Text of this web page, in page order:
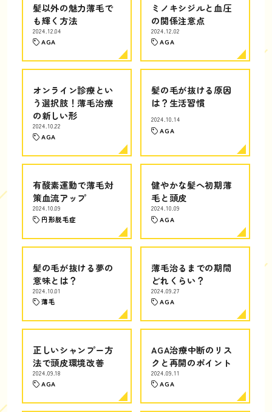
髪以外の魅力薄毛で
も輝く方法
2024.12.04
AGA
ミノキシジルと血圧
の関係注意点
2024.12.02
AGA
オンライン診療とい
う選択肢！薄毛治療
の新しい形
2024.10.22
AGA
髪の毛が抜ける原因
は？生活習慣
2024.10.14
AGA
有酸素運動で薄毛対
策血流アップ
2024.10.09
円形脱毛症
健やかな髪へ初期薄
毛と頭皮
2024.10.09
AGA
髪の毛が抜ける夢の
意味とは？
2024.10.01
薄毛
薄毛治るまでの期間
どれくらい？
2024.09.27
AGA
正しいシャンプー方
法で頭皮環境改善
2024.09.18
AGA
AGA治療中断のリス
クと再開のポイント
2024.09.11
AGA